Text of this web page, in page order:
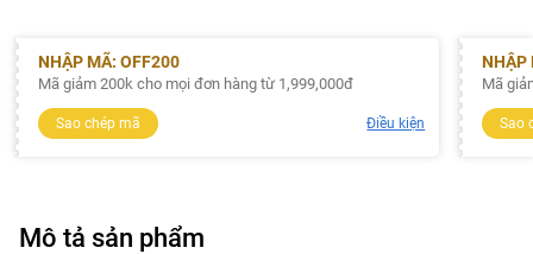
NHẬP MÃ: OFF200
Mã giảm 200k cho mọi đơn hàng từ 1,999,000đ
Sao chép mã Điều kiện
NHẬP
Mã
Sao
Mô tả sản phẩm